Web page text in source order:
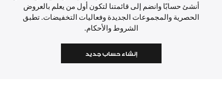
أنشئ حسابًا وانضم إلى قائمتنا لتكون أول من يعلم بالعروض
الحصرية والمجموعات الجديدة وفعاليات التخفيضات. تطبق
الشروط والأحكام.
إنشاء حساب جديد